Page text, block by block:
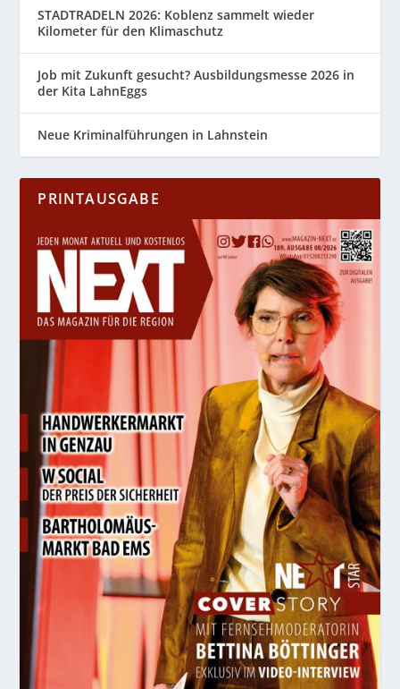
STADTRADELN 2026: Koblenz sammelt wieder
Kilometer für den Klimaschutz
Job mit Zukunft gesucht? Ausbildungsmesse 2026 in
der Kita LahnEggs
Neue Kriminalführungen in Lahnstein
PRINTAUSGABE